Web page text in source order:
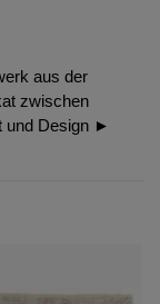
aus der
zwischen
und Design ►